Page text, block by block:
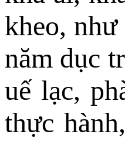
kheo,
năm dục
uế lạc,
thực